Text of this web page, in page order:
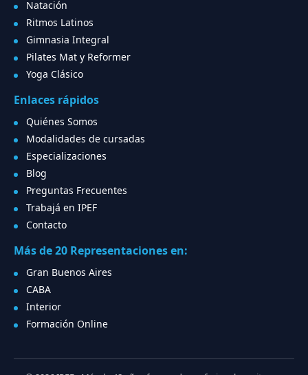
Natación
Ritmos Latinos
Gimnasia Integral
Pilates Mat y Reformer
Yoga Clásico
Enlaces rápidos
Quiénes Somos
Modalidades de cursadas
Especializaciones
Blog
Preguntas Frecuentes
Trabajá en IPEF
Contacto
Más de 20 Representaciones en:
Gran Buenos Aires
CABA
Interior
Formación Online